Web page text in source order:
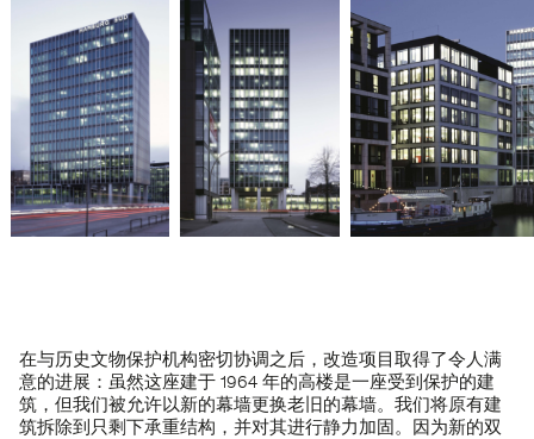
在与历史文物保护机构密切协调之后，改造项目取得了令人满
意的进展：虽然这座建于 1964 年的高楼是一座受到保护的建
筑，但我们被允许以新的幕墙更换老旧的幕墙。我们将原有建
筑拆除到只剩下承重结构，并对其进行静力加固。因为新的双